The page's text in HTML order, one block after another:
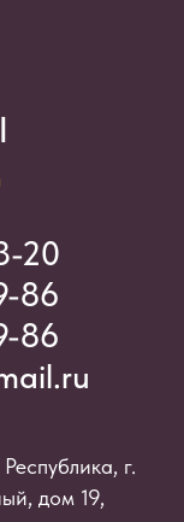
20
86
86
г.
дом 19,